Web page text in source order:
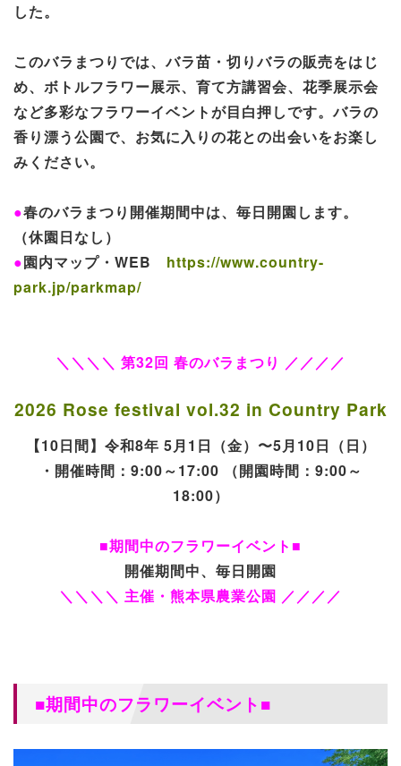
した。
このバラまつりでは、バラ苗・切りバラの販売をはじ
め、ボトルフラワー展示、育て方講習会、花季展示会
など多彩なフラワーイベントが目白押しです。バラの
香り漂う公園で、お気に入りの花との出会いをお楽し
みください。
●春のバラまつり開催期間中は、毎日開園します。
（休園日なし）
●園内マップ・WEB https://www.country-
park.jp/parkmap/
＼＼＼＼ 第32回 春のバラまつり ／／／／
2026 Rose festival vol.32 in Country Park
【10日間】令和8年 5月1日（金）〜5月10日（日）
・開催時間：9:00～17:00 （開園時間：9:00～
18:00）
■期間中のフラワーイベント■
開催期間中、毎日開園
＼＼＼＼ 主催・熊本県農業公園 ／／／／
■期間中のフラワーイベント■